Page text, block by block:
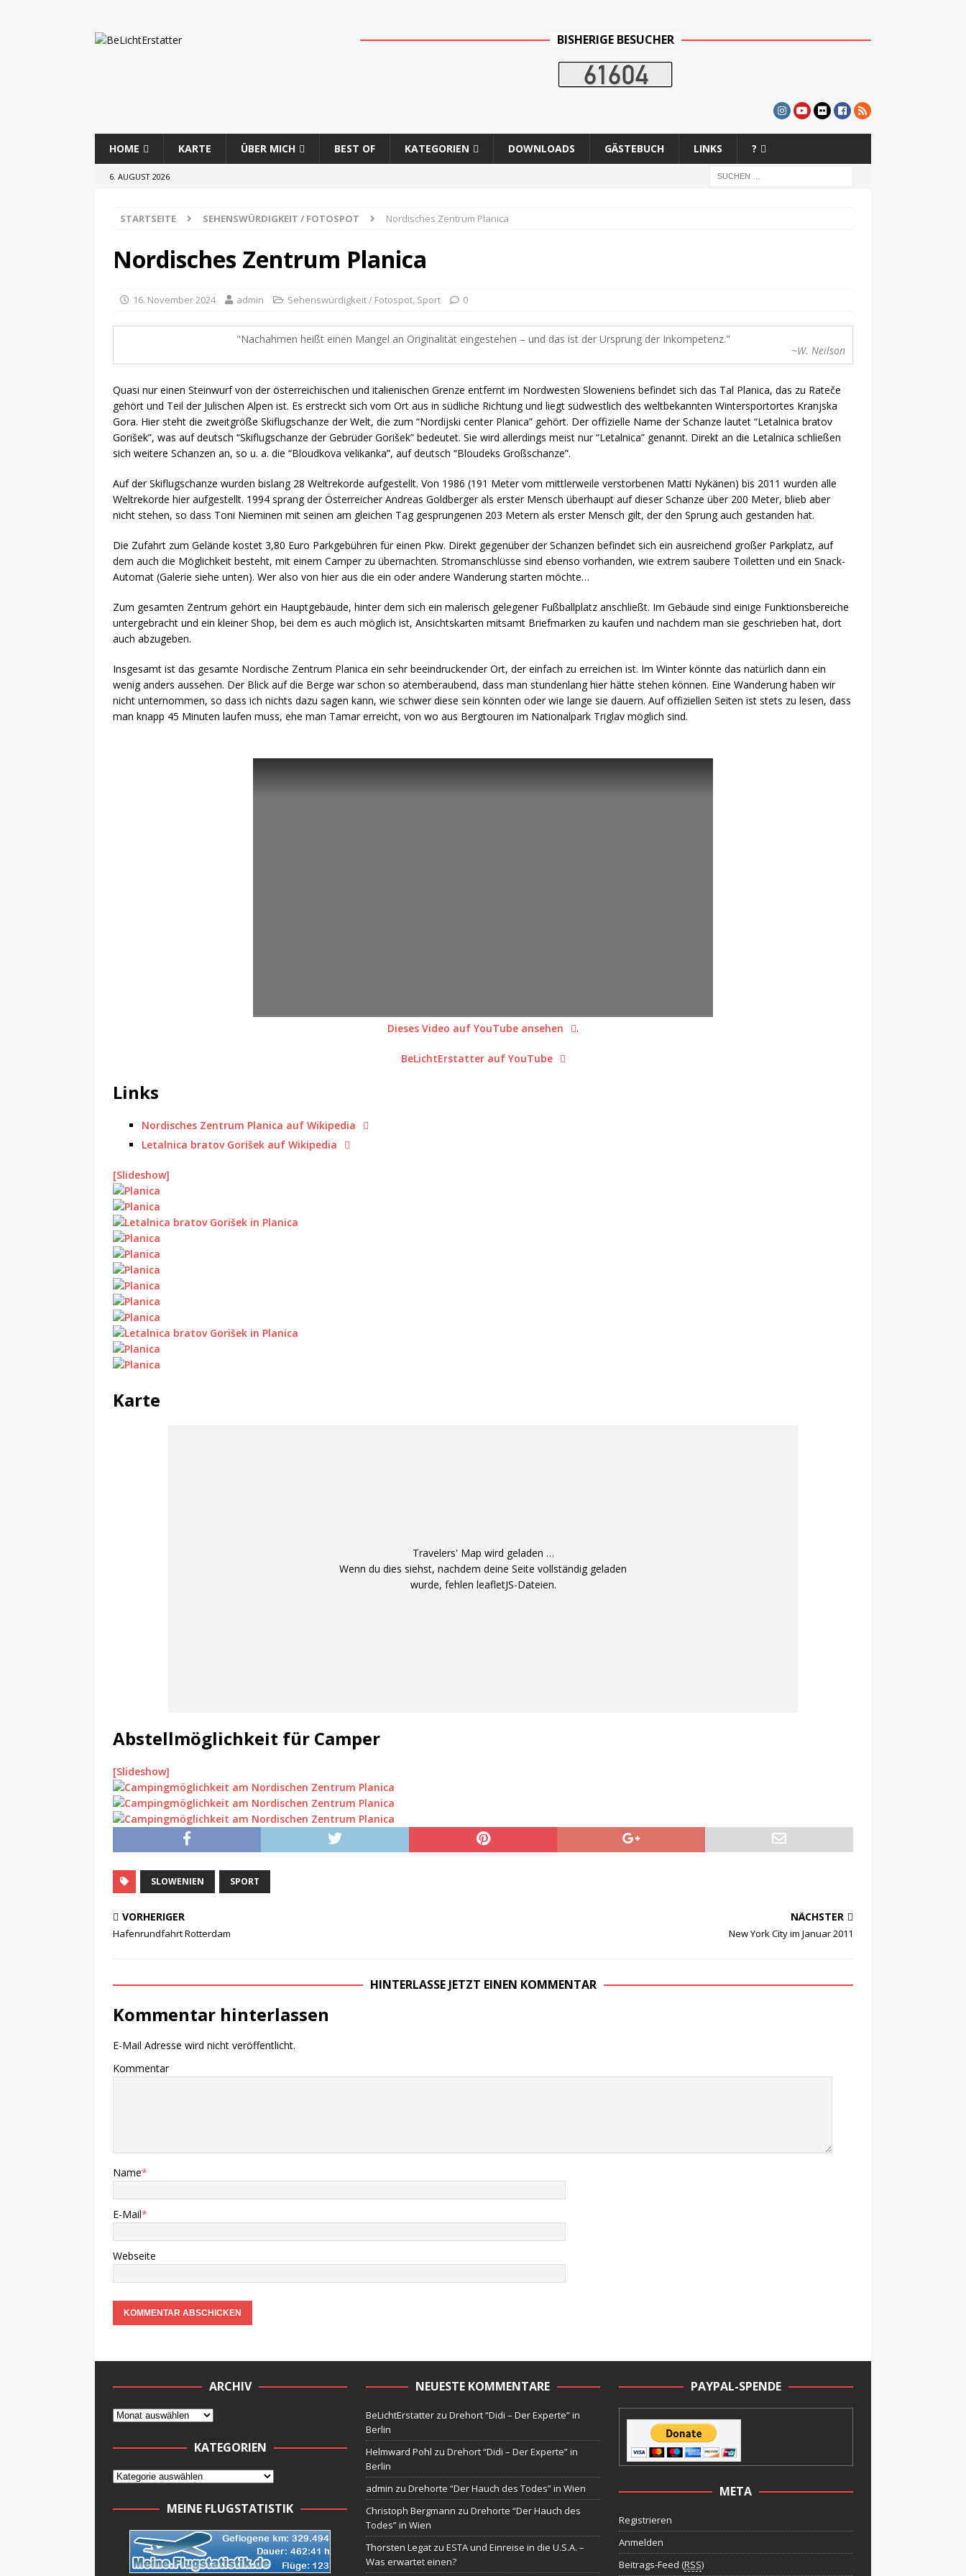
BISHERIGE BESUCHER
HOME KARTE ÜBER MICH BEST OF KATEGORIEN DOWNLOADS GÄSTEBUCH LINKS ?
6. AUGUST 2026
STARTSEITE SEHENSWÜRDIGKEIT / FOTOSPOT Nordisches Zentrum Planica
Nordisches Zentrum Planica
16. November 2024 admin Sehenswürdigkeit / Fotospot, Sport 0
Nachahmen heißt einen Mangel an Originalität eingestehen – und das ist der Ursprung der Inkompetenz.
~W. Neilson
Quasi nur einen Steinwurf von der österreichischen und italienischen Grenze entfernt im Nordwesten Sloweniens befindet sich das Tal Planica, das zu Rateče
gehört und Teil der Julischen Alpen ist. Es erstreckt sich vom Ort aus in südliche Richtung und liegt südwestlich des weltbekannten Wintersportortes Kranjska
Gora. Hier steht die zweitgröße Skiflugschanze der Welt, die zum “Nordijski center Planica” gehört. Der offizielle Name der Schanze lautet “Letalnica bratov
Gorišek”, was auf deutsch “Skiflugschanze der Gebrüder Gorišek” bedeutet. Sie wird allerdings meist nur “Letalnica” genannt. Direkt an die Letalnica schließen
sich weitere Schanzen an, so u. a. die “Bloudkova velikanka”, auf deutsch “Bloudeks Großschanze”.
Auf der Skiflugschanze wurden bislang 28 Weltrekorde aufgestellt. Von 1986 (191 Meter vom mittlerweile verstorbenen Matti Nykänen) bis 2011 wurden alle
Weltrekorde hier aufgestellt. 1994 sprang der Österreicher Andreas Goldberger als erster Mensch überhaupt auf dieser Schanze über 200 Meter, blieb aber
nicht stehen, so dass Toni Nieminen mit seinen am gleichen Tag gesprungenen 203 Metern als erster Mensch gilt, der den Sprung auch gestanden hat.
Die Zufahrt zum Gelände kostet 3,80 Euro Parkgebühren für einen Pkw. Direkt gegenüber der Schanzen befindet sich ein ausreichend großer Parkplatz, auf
dem auch die Möglichkeit besteht, mit einem Camper zu übernachten. Stromanschlüsse sind ebenso vorhanden, wie extrem saubere Toiletten und ein Snack-
Automat (Galerie siehe unten). Wer also von hier aus die ein oder andere Wanderung starten möchte…
Zum gesamten Zentrum gehört ein Hauptgebäude, hinter dem sich ein malerisch gelegener Fußballplatz anschließt. Im Gebäude sind einige Funktionsbereiche
untergebracht und ein kleiner Shop, bei dem es auch möglich ist, Ansichtskarten mitsamt Briefmarken zu kaufen und nachdem man sie geschrieben hat, dort
auch abzugeben.
Insgesamt ist das gesamte Nordische Zentrum Planica ein sehr beeindruckender Ort, der einfach zu erreichen ist. Im Winter könnte das natürlich dann ein
wenig anders aussehen. Der Blick auf die Berge war schon so atemberaubend, dass man stundenlang hier hätte stehen können. Eine Wanderung haben wir
nicht unternommen, so dass ich nichts dazu sagen kann, wie schwer diese sein könnten oder wie lange sie dauern. Auf offiziellen Seiten ist stets zu lesen, dass
man knapp 45 Minuten laufen muss, ehe man Tamar erreicht, von wo aus Bergtouren im Nationalpark Triglav möglich sind.
Dieses Video auf YouTube ansehen .
BeLichtErstatter auf YouTube
Links
Nordisches Zentrum Planica auf Wikipedia
Letalnica bratov Gorišek auf Wikipedia
[Slideshow]
Karte
Travelers' Map wird geladen …
Wenn du dies siehst, nachdem deine Seite vollständig geladen
wurde, fehlen leafletJS-Dateien.
Abstellmöglichkeit für Camper
[Slideshow]
SLOWENIEN SPORT
VORHERIGER
Hafenrundfahrt Rotterdam
NÄCHSTER
New York City im Januar 2011
HINTERLASSE JETZT EINEN KOMMENTAR
Kommentar hinterlassen
E-Mail Adresse wird nicht veröffentlicht.
Kommentar
Name*
E-Mail*
Webseite
ARCHIV
KATEGORIEN
MEINE FLUGSTATISTIK
NEUESTE KOMMENTARE
BeLichtErstatterzu Drehort “Didi – Der Experte” in
Berlin
Helmward Pohl zu Drehort “Didi – Der Experte” in
Berlin
admin zu Drehorte “Der Hauch des Todes” in Wien
Christoph Bergmann zu Drehorte “Der Hauch des
Todes” in Wien
Thorsten Legatzu ESTA und Einreise in die U.S.A. –
Was erwartet einen?
PAYPAL-SPENDE
META
Registrieren
Anmelden
Beitrags-Feed (RSS)